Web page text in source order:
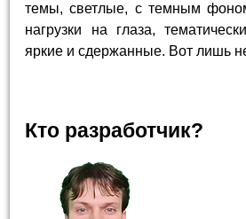
темы, светлые, с темным
нагрузки на глаза,
яркие и сдержанные. Вот лишь
Кто разработчик?